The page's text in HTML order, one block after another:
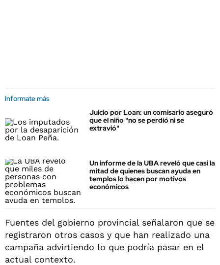
Informate más
Juicio por Loan: un comisario aseguró
que el niño "no se perdió ni se
extravió"
Un informe de la UBA reveló que casi la
mitad de quienes buscan ayuda en
templos lo hacen por motivos
económicos
Fuentes del gobierno provincial señalaron que se
registraron otros casos y que han realizado una
campaña advirtiendo lo que podría pasar en el
actual contexto.